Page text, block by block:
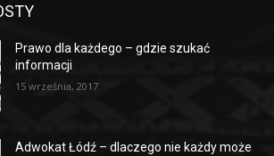
Prawo dla każdego – gdzie szukać
informacji
15 września, 2017
Adwokat Łódź – dlaczego nie każdy może